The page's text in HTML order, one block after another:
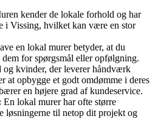
kender de lokale forhold og har
i Vissing, hvilket kan være en stor
en lokal murer betyder, at du
dem for spørgsmål eller opfølgning.
kvinder, der leverer håndværk
at opbygge et godt omdømme i deres
en højere grad af kundeservice.
En lokal murer har ofte større
løsningerne til netop dit projekt og